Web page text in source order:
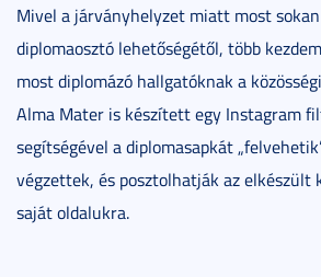
Mivel a járványhelyzet miatt most
diplomaosztó lehetőségétől, több
most diplomázó hallgatóknak a
Alma Mater is készített egy Instagram
segítségével a diplomasapkát
végzettek, és posztolhatják az elkészült
saját oldalukra.